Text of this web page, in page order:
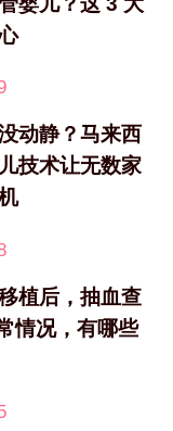
动静？马来西
技术让无数家
植后，抽血查
情况，有哪些